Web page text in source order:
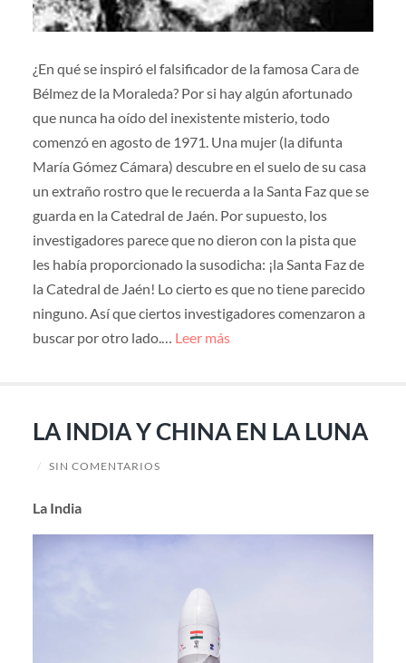
¿En qué se inspiró el falsificador de la famosa Cara de
Bélmez de la Moraleda? Por si hay algún afortunado
que nunca ha oído del inexistente misterio, todo
comenzó en agosto de 1971. Una mujer (la difunta
María Gómez Cámara) descubre en el suelo de su casa
un extraño rostro que le recuerda a la Santa Faz que se
guarda en la Catedral de Jaén. Por supuesto, los
investigadores parece que no dieron con la pista que
les había proporcionado la susodicha: ¡la Santa Faz de
la Catedral de Jaén! Lo cierto es que no tiene parecido
ninguno. Así que ciertos investigadores comenzaron a
buscar por otro lado.… Leer más
LA INDIA Y CHINA EN LA LUNA
/ SIN COMENTARIOS
La India